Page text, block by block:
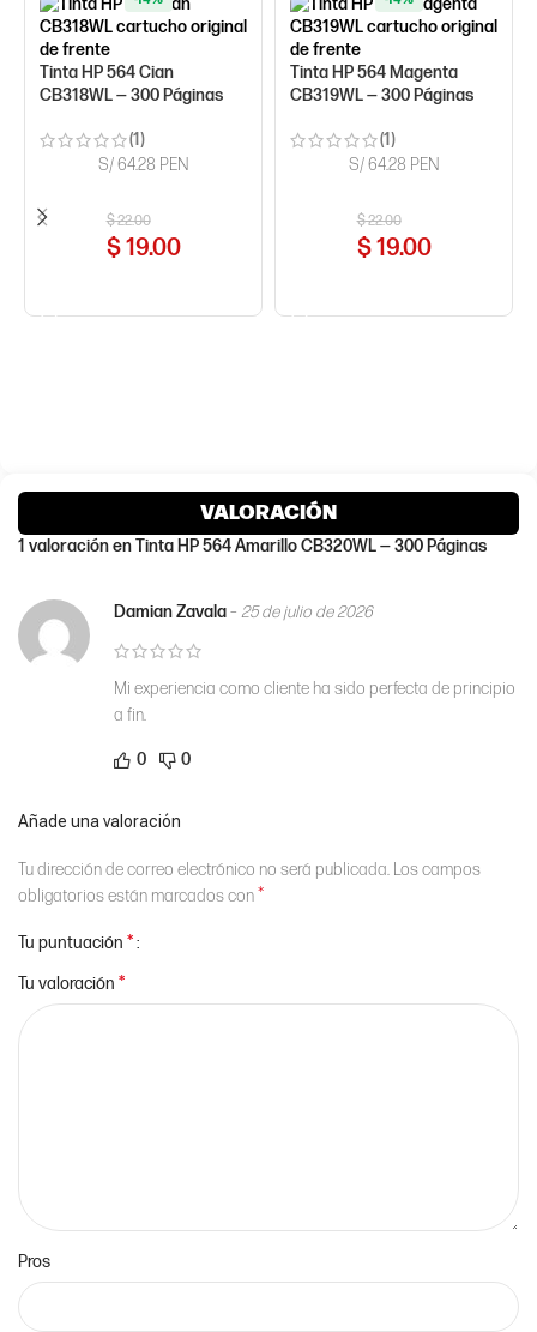
Tinta HP 564 Cian
CB318WL — 300 Páginas
(1)
$22.00
$19.00
S/ 64.28 PEN
Tinta HP 564 Magenta
CB319WL — 300 Páginas
(1)
$22.00
$19.00
S/ 64.28 PEN
VALORACIÓN
1 valoración enTinta HP 564 Amarillo CB320WL — 300 Páginas
Damian Zavala– 25 de julio de 2026
Mi experiencia como cliente ha sido perfecta de principio
a fin.
0 0
Añade una valoración
Tu dirección de correo electrónico no será publicada. Los campos
obligatorios están marcados con*
Tu puntuación *
Tu valoración *
Pros